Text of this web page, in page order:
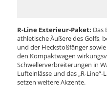
R-Line Exterieur-Paket: Das
athletische Äußere des Golfs,
und der Heckstoßfänger
den Kompaktwagen
Schwellerverbreiterungen in
Lufteinlässe und das „R-
setzen weitere Akzente.